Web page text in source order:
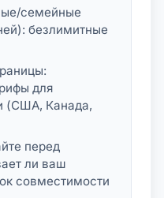
семейные
безлимитные
для
(США, Канада,
перед
ли ваш
совместимости